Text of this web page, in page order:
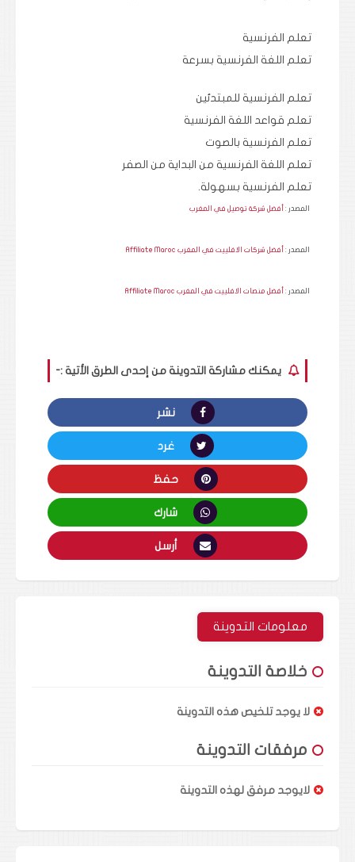
تعلم الفرنسية
تعلم اللغة الفرنسية بسرعة
تعلم الفرنسية للمبتدئين
تعلم قواعد اللغة الفرنسية
تعلم الفرنسية بالصوت
تعلم اللغة الفرنسية من البداية من الصفر
تعلم الفرنسية بسهولة.
المصدر : أفضل شركة توصيل في المغرب
المصدر : أفضل شركات الافلييت في المغرب Affiliate Maroc
المصدر : أفضل منصات الافلييت في المغرب Affiliate Maroc
يمكنك مشاركة التدوينة من إحدى الطرق الأتية :-
نشر
غرد
حفظ
شارك
أرسل
معلومات التدوينة
خلاصة التدوينة
لا يوجد تلخيص هذه التدوينة
مرفقات التدوينة
لايوجد مرفق لهذه التدوينة